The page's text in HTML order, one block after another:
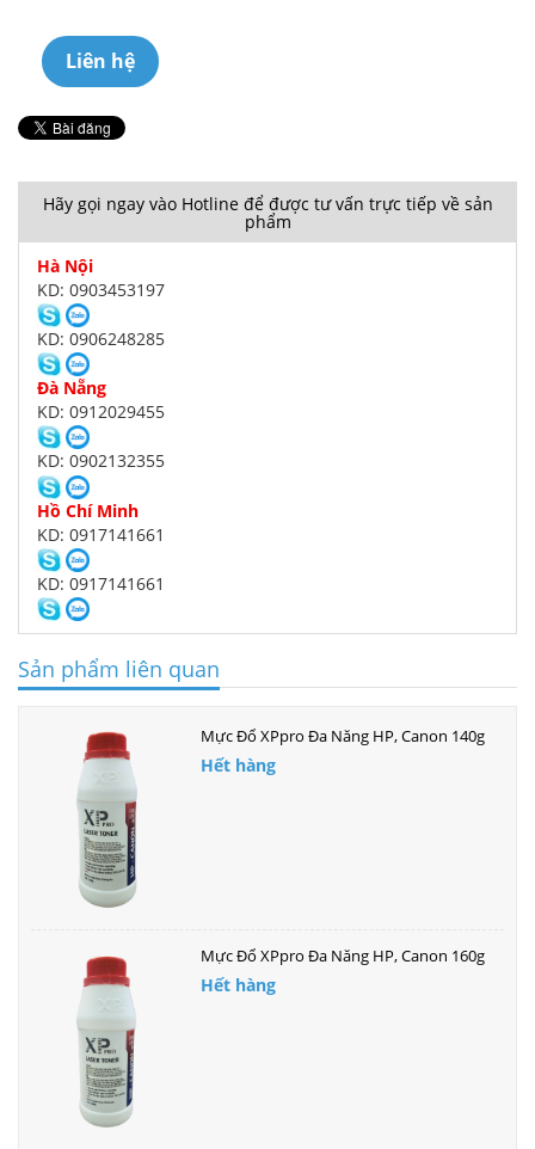
Liên hệ
Hãy gọi ngay vào Hotline để được tư vấn trực tiếp về sản
phẩm
Hà Nội
KD: 0903453197
KD: 0906248285
Đà Nẵng
KD: 0912029455
KD: 0902132355
Hồ Chí Minh
KD: 0917141661
KD: 0917141661
Sản phẩm liên quan
Mực Đổ XPpro Đa Năng HP, Canon 140g
Hết hàng
Mực Đổ XPpro Đa Năng HP, Canon 160g
Hết hàng